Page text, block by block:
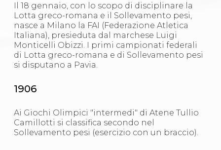
La disciplina
News
Attività Didattica
Gare e Risultati
Albi Federali
Arbitri
Albi Federali
Karate
La disciplina
Il 18 gennaio, con lo scopo di disciplinare la
Lotta greco-romana e il Sollevamento pesi,
nasce a Milano la FAI (Federazione Atletica
Italiana), presieduta dal marchese Luigi
Monticelli Obizzi. I primi campionati federali
di Lotta greco-romana e di Sollevamento pesi
si disputano a Pavia.
1906
Ai Giochi Olimpici "intermedi" di Atene Tullio
Camillotti si classifica secondo nel
Sollevamento pesi (esercizio con un braccio).